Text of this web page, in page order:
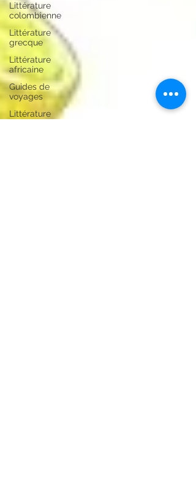
Littérature
colombienne
Littérature
grecque
Littérature
africaine
Guides de
voyages
Littérature